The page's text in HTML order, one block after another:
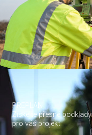
PREPLAN
Získejte přesné podklady
pro váš projekt